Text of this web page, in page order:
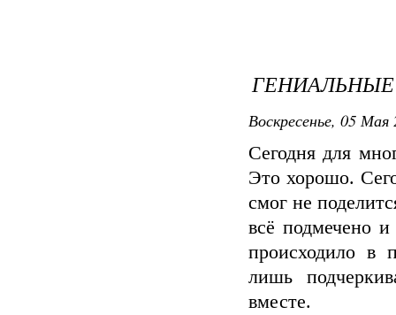
Воскресенье, 05 Мая
Сегодня для
Это хорошо.
смог не
всё подмечено
происходило в
лишь
вместе.